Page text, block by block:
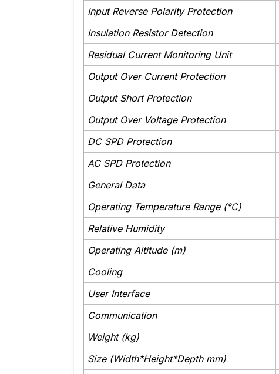
Input Reverse Polarity Protection
Insulation Resistor Detection
Residual Current Monitoring Unit
Output Over Current Protection
Output Short Protection
Output Over Voltage Protection
DC SPD Protection
AC SPD Protection
General Data
Operating Temperature Range (°C)
Relative Humidity
Operating Altitude (m)
Cooling
User Interface
Communication
Weight (kg)
Size (Width*Height*Depth mm)